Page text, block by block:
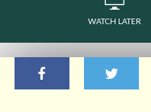
WATCH LATER